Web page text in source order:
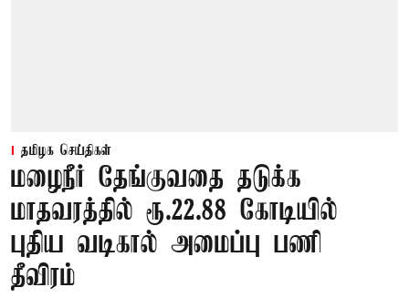
தமிழக செய்திகள்
மழைநீர் தேங்குவதை தடுக்க
மாதவரத்தில் ரூ.22.88 கோடியில்
புதிய வடிகால் அமைப்பு பணி
தீவிரம்